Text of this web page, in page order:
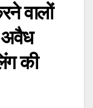
वालों
अवैध
की